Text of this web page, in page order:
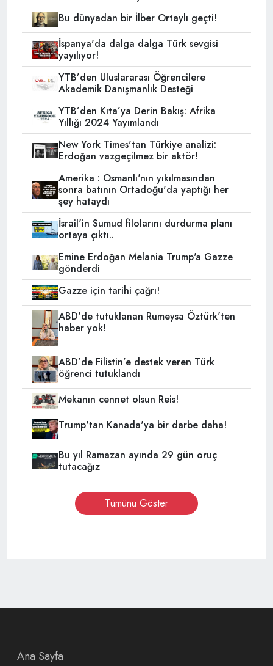
Bu dünyadan bir İlber Ortaylı geçti!
İspanya'da dalga dalga Türk sevgisi
yayılıyor!
YTB’den Uluslararası Öğrencilere
Akademik Danışmanlık Desteği
YTB’den Kıta’ya Derin Bakış: Afrika
Yıllığı 2024 Yayımlandı
New York Times'tan Türkiye analizi:
Erdoğan vazgeçilmez bir aktör!
Amerika : Osmanlı'nın yıkılmasından
sonra batının Ortadoğu'da yaptığı her
şey hataydı
İsrail'in Sumud filolarını durdurma planı
ortaya çıktı..
Emine Erdoğan Melania Trump'a Gazze
gönderdi
Gazze için tarihi çağrı!
ABD'de tutuklanan Rumeysa Öztürk'ten
haber yok!
ABD’de Filistin’e destek veren Türk
öğrenci tutuklandı
Mekanın cennet olsun Reis!
Trump'tan Kanada'ya bir darbe daha!
Bu yıl Ramazan ayında 29 gün oruç
tutacağız
Tümünü Göster
Ana Sayfa